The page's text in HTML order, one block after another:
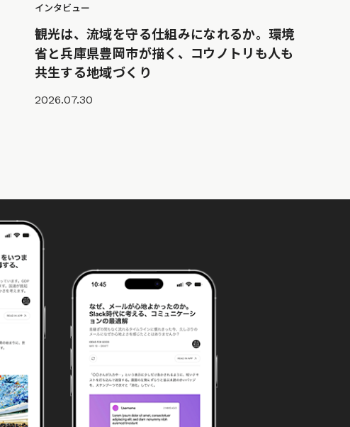
インタビュー
観光は、流域を守る仕組みになれるか。環境
省と兵庫県豊岡市が描く、コウノトリも人も
共生する地域づくり
2026.07.30